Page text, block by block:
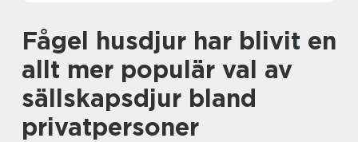
Fågel husdjur har blivit en
allt mer populär val av
sällskapsdjur bland
privatpersoner